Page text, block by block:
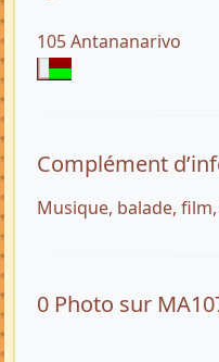
105 Antananarivo
Complément
Musique, balade,
0 Photo sur